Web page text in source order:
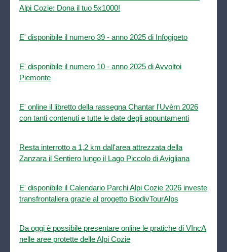
Alpi Cozie: Dona il tuo 5x1000!
E' disponibile il numero 39 - anno 2025 di Infogipeto
E' disponibile il numero 10 - anno 2025 di Avvoltoi
Piemonte
E' online il libretto della rassegna Chantar l'Uvèrn 2026
con tanti contenuti e tutte le date degli appuntamenti
Resta interrotto a 1,2 km dall'area attrezzata della
Zanzara il Sentiero lungo il Lago Piccolo di Avigliana
E' disponibile il Calendario Parchi Alpi Cozie 2026 investe
transfrontaliera grazie al progetto BiodivTourAlps
Da oggi è possibile presentare online le pratiche di VIncA
nelle aree protette delle Alpi Cozie